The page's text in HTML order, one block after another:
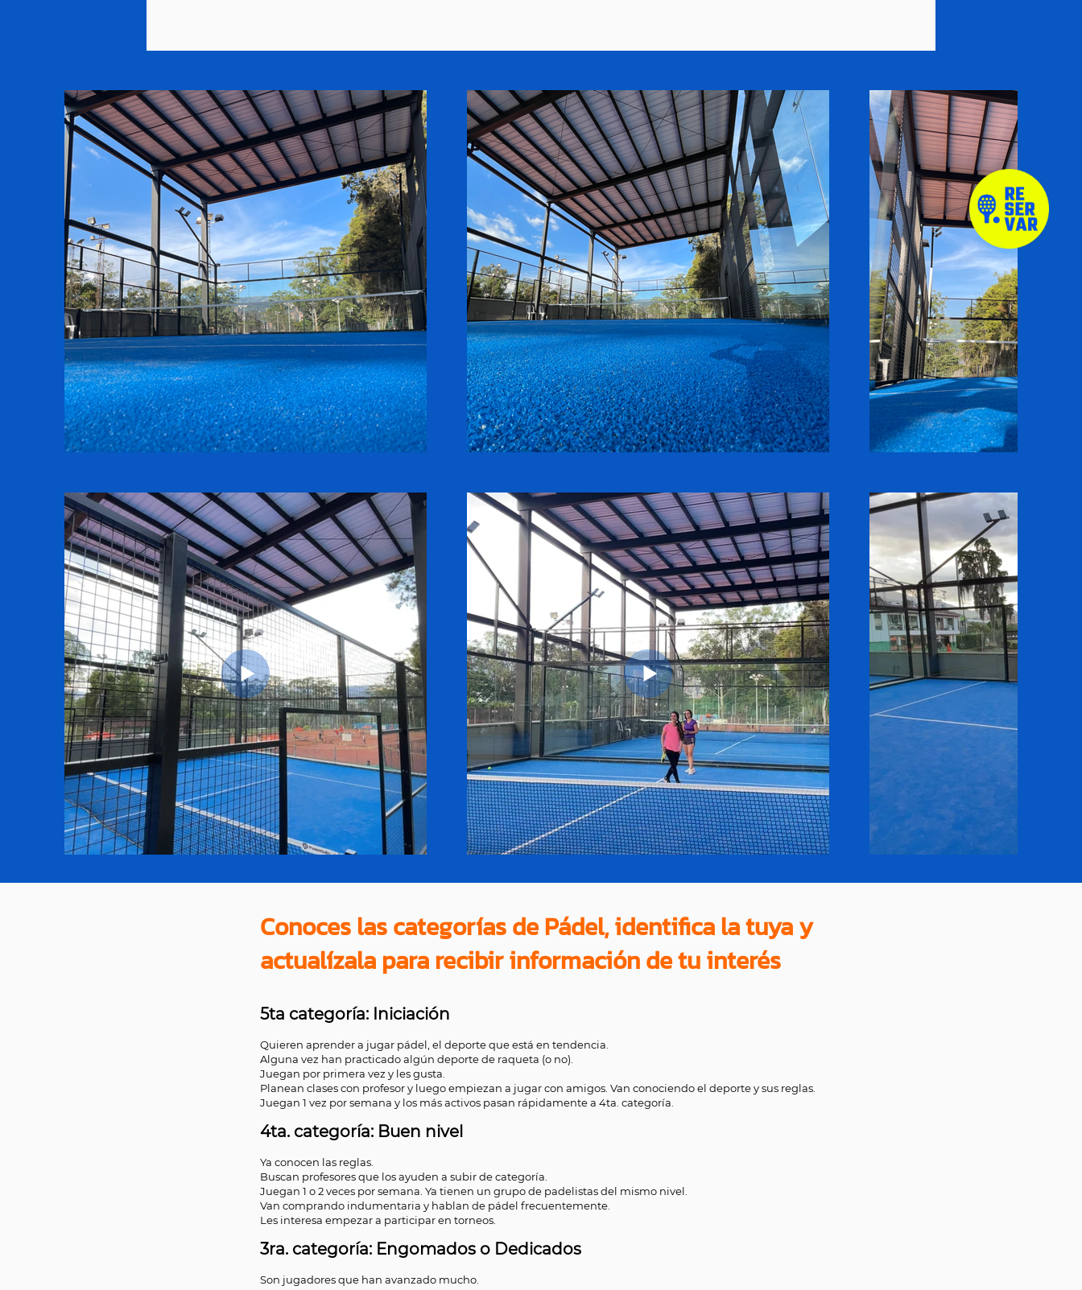
Conoces las categorías de Pádel, identifica la tuya y
actualízala para recibir información de tu interés
5ta categoría: Iniciación
Quieren aprender a jugar pádel, el deporte que está en tendencia.
Alguna vez han practicado algún deporte de raqueta (o no).
Juegan por primera vez y les gusta.
Planean clases con profesor y luego empiezan a jugar con amigos. Van conociendo el deporte y sus reglas.
Juegan 1 vez por semana y los más activos pasan rápidamente a 4ta. categoría.
4ta. categoría: Buen nivel
Ya conocen las reglas.
Buscan profesores que los ayuden a subir de categoría.
Juegan 1 o 2 veces por semana. Ya tienen un grupo de padelistas del mismo nivel.
Van comprando indumentaria y hablan de pádel frecuentemente.
Les interesa empezar a participar en torneos.
3ra. categoría: Engomados o Dedicados
Son jugadores que han avanzado mucho.